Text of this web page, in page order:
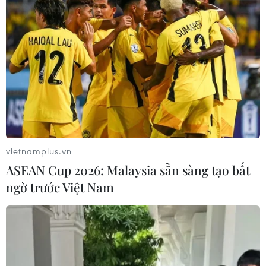
#Tăng trưởng xanh
#Chiến lược quốc gia
#Biến đổi khí hậu
Anh Việt Nam
Theo dõi VietnamPlus
TIN CÙNG CHUYÊN MỤC
Trung Quốc đẩy mạnh tài chính số,
từng bước phát triển nhân dân tệ kỹ
thuật số
vietnamplus.vn
ASEAN Cup 2026: Malaysia sẵn sàng tạo bất
ngờ trước Việt Nam